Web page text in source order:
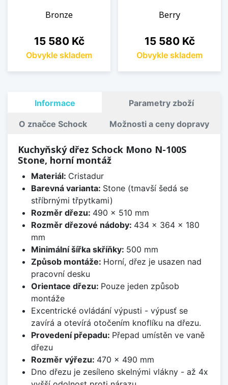
Bronze
Cena
15 580 Kč
Obvykle skladem
Berry
Cena
15 580 Kč
Obvykle skladem
Informace Parametry zboží
O značce Schock Možnosti a ceny dopravy
Kuchyňský dřez Schock Mono N-100S
Stone, horní montáž
Materiál: Cristadur
Barevná varianta: Stone (tmavší šedá se
stříbrnými třpytkami)
Rozměr dřezu: 490 x 510 mm
Rozměr dřezové nádoby: 434 x 364 x 180
mm
Minimální šířka skříňky: 500 mm
Způsob montáže: Horní, dřez je usazen nad
pracovní desku
Orientace dřezu: Pouze jeden způsob
montáže
Excentrické ovládání výpusti - výpusť se
zavírá a otevírá otočením knoflíku na dřezu.
Provedení přepadu: Přepad umístěn ve vaně
dřezu
Rozměr výřezu: 470 x 490 mm
Dno dřezu je zesíleno skelnými vlákny - až 4x